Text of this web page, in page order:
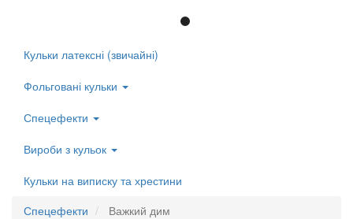
Left
menu
Кульки латексні (звичайні)
Фольговані кульки
Спецефекти
Вироби з кульок
Кульки на виписку та хрестини
Спецефекти
Важкий дим